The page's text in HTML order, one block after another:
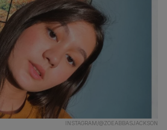
INSTAGRAM/@ZOEABBASJACKSON